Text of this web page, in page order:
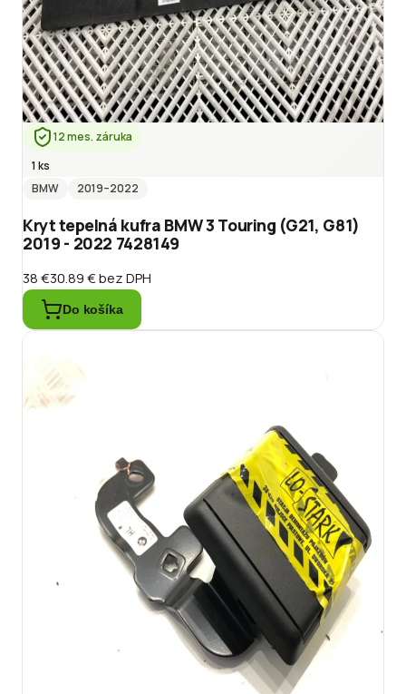
12 mes. záruka
1 ks
BMW
2019–2022
Kryt tepelná kufra BMW 3 Touring (G21, G81)
2019 - 2022 7428149
38 €30.89 €bez DPH
Do košíka